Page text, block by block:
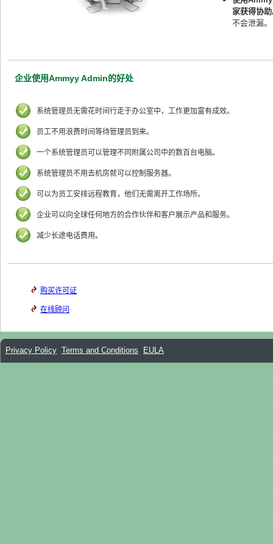
家获得协
不会泄漏。
企业使用Ammyy Admin的好处
系统管理员无需花时间行走于办公室中，工作更加富有成效。
员工不用浪费时间等待管理员到来。
一个系统管理员可以管理不同附属公司中的数百台电脑。
系统管理员不用去机房就可以控制服务器。
可以为员工安排远程教育，他们无需离开工作场所。
企业可以向全球任何地方的合作伙伴和客户展示产品和服务。
减少长途电话费用。
购买许可证
在线顾问
Privacy Policy Terms and Conditions EULA